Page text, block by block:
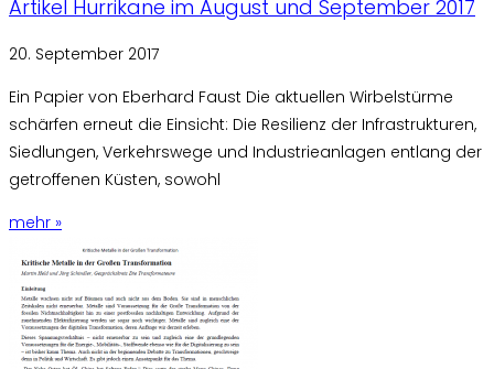
Artikel Hurrikane im August und September 2017
20. September 2017
Ein Papier von Eberhard Faust Die aktuellen Wirbelstürme
schärfen erneut die Einsicht: Die Resilienz der Infrastrukturen,
Siedlungen, Verkehrswege und Industrieanlagen entlang der
getroffenen Küsten, sowohl
mehr »